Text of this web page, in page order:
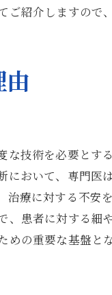
康的効果
ご紹介しますので
技術を必要と
おいて、専門医
療に対する不安
患者に対する細
めの重要な基盤と